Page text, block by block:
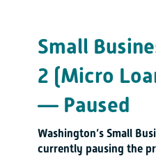
Small
2 (Micro
— Paused
Washington’s Small
currently pausing the